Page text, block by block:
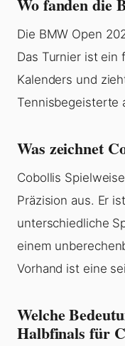
Wo fanden die
Die BMW Open
Das Turnier ist ein
Kalenders und
Tennisbegeisterte
Was zeichnet
Cobollis
Präzision aus. Er
unterschiedliche
einem
Vorhand ist eine
Welche
Halbfinals für